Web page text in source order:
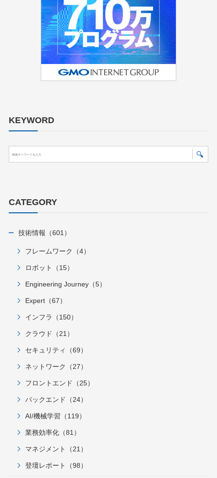
KEYWORD
CATEGORY
技術情報（601）
フレームワーク（4）
ロボット（15）
Engineering Journey（5）
Expert（67）
インフラ（150）
クラウド（21）
セキュリティ（69）
ネットワーク（27）
フロントエンド（25）
バックエンド（24）
AI/機械学習（119）
業務効率化（81）
マネジメント（21）
登壇レポート（98）